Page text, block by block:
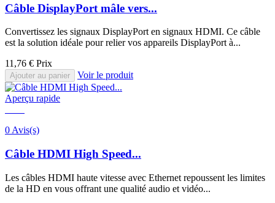
Câble DisplayPort mâle vers...
Convertissez les signaux DisplayPort en signaux HDMI. Ce câble
est la solution idéale pour relier vos appareils DisplayPort à...
11,76 € Prix
Ajouter au panier Voir le produit
Aperçu rapide
0 Avis(s)
Câble HDMI High Speed...
Les câbles HDMI haute vitesse avec Ethernet repoussent les limites
de la HD en vous offrant une qualité audio et vidéo...